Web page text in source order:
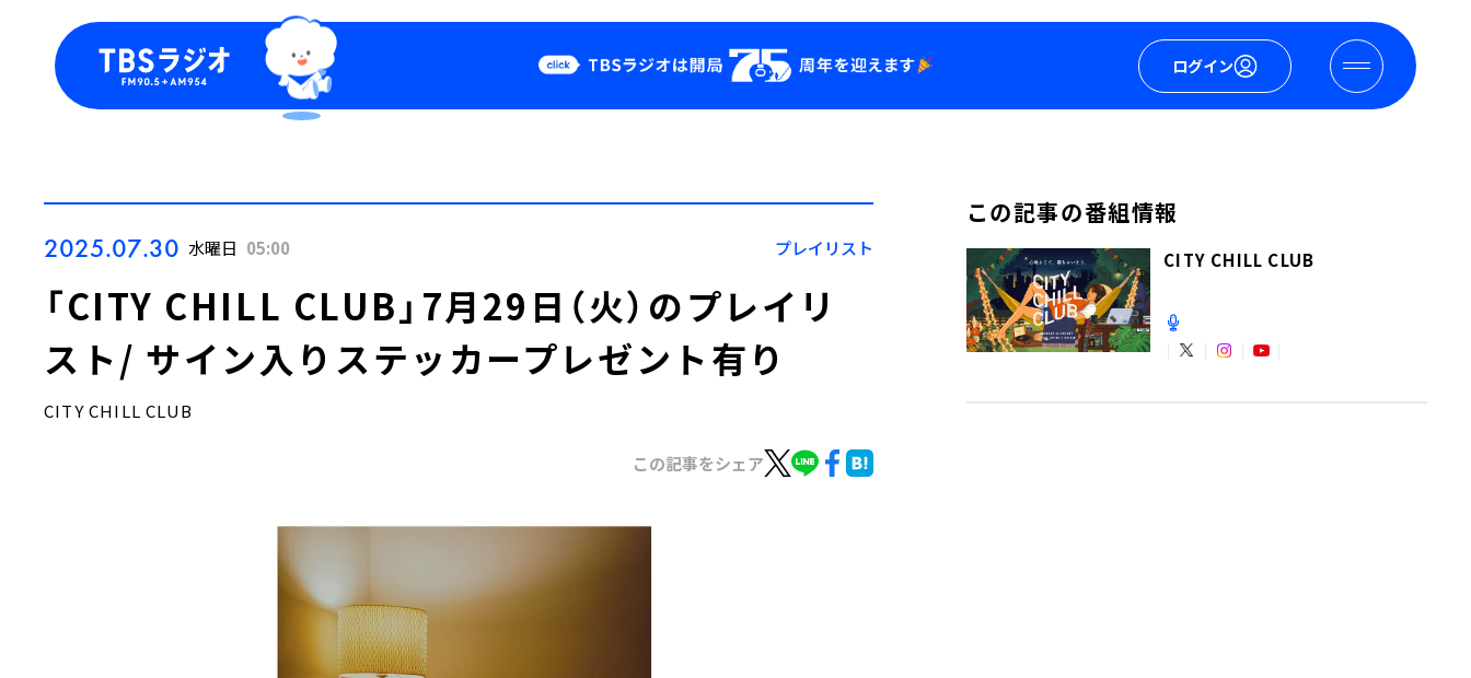
ログイン
Podcast
YouTube
会社情報
2025.07.30 水曜日 05:00 プレイリスト
「CITY CHILL CLUB」7月29日（火）のプレイリ
スト/ サイン入りステッカープレゼント有り
CITY CHILL CLUB
この記事をシェア
この記事の番組情報
CITY CHILL CLUB